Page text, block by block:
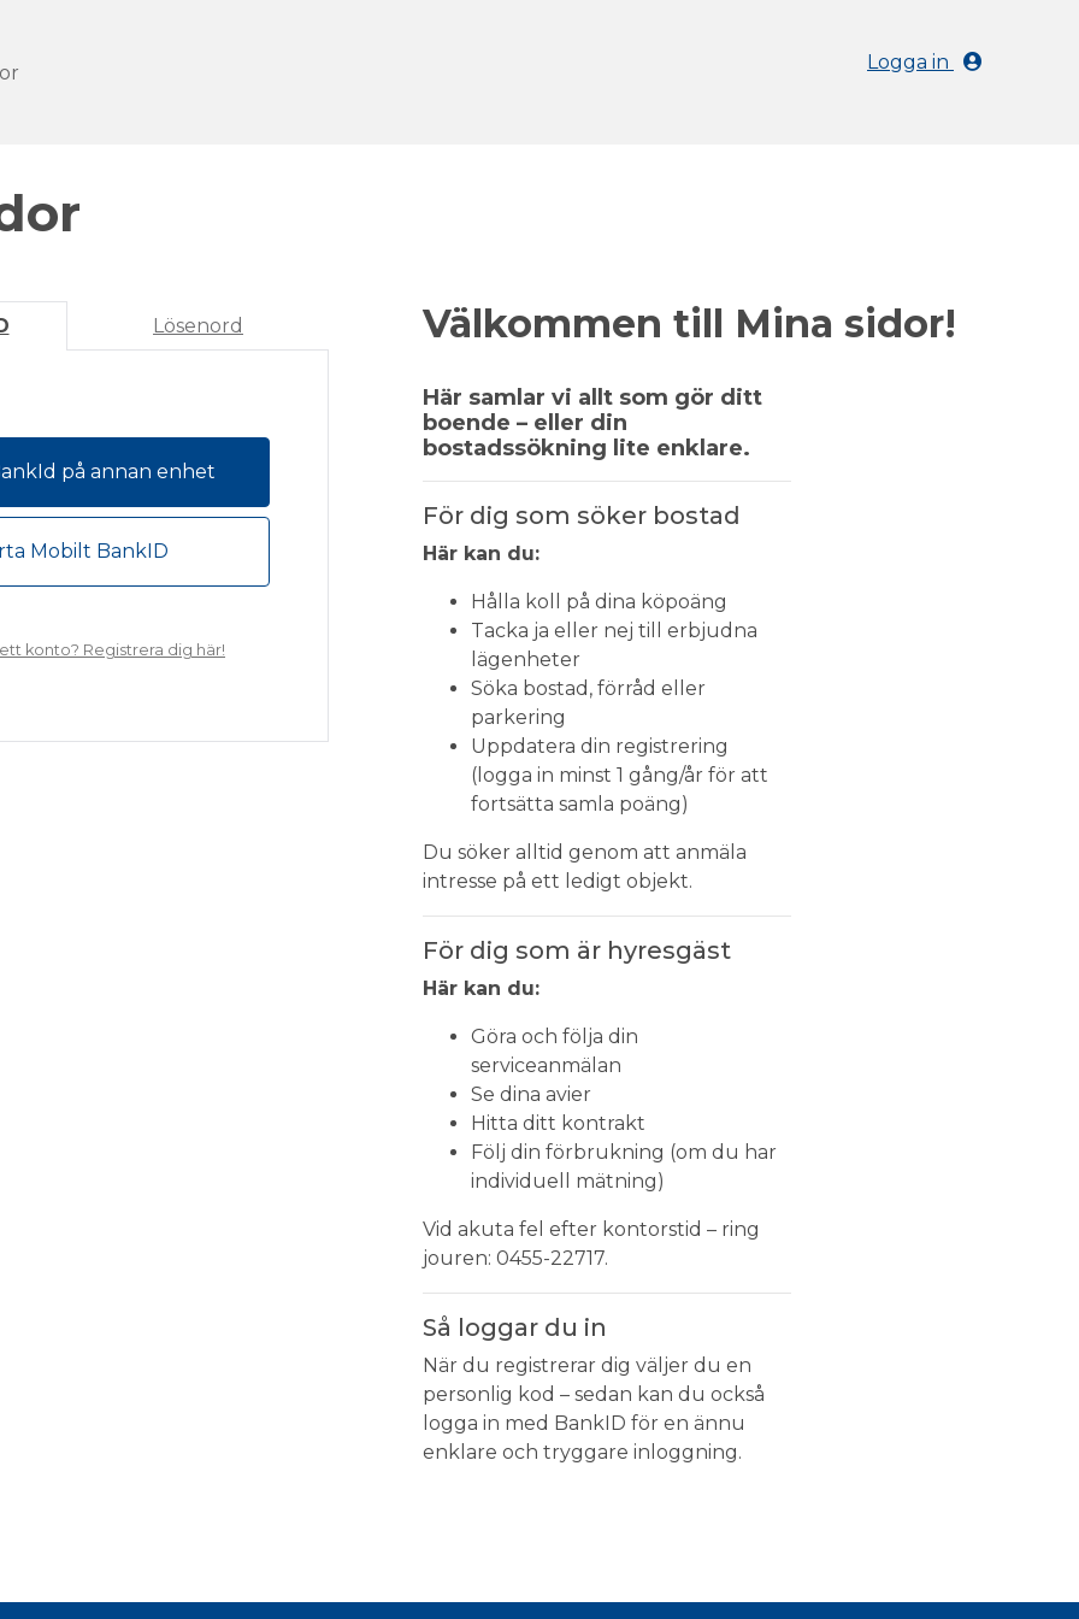
Logga in
Lösenord
Mobilt BankID
på annan enhet
konto? Registrera dig här!
Välkommen till Mina sidor!
Här samlar vi allt som gör ditt
boende – eller din
bostadssökning lite enklare.
För dig som söker bostad
Här kan du:
Hålla koll på dina köpoäng
Tacka ja eller nej till erbjudna
lägenheter
Söka bostad, förråd eller
parkering
Uppdatera din registrering
(logga in minst 1 gång/år för att
fortsätta samla poäng)
Du söker alltid genom att anmäla
intresse på ett ledigt objekt.
För dig som är hyresgäst
Här kan du:
Göra och följa din
serviceanmälan
Se dina avier
Hitta ditt kontrakt
Följ din förbrukning (om du har
individuell mätning)
Vid akuta fel efter kontorstid – ring
jouren: 0455-22717.
Så loggar du in
När du registrerar dig väljer du en
personlig kod – sedan kan du också
logga in med BankID för en ännu
enklare och tryggare inloggning.